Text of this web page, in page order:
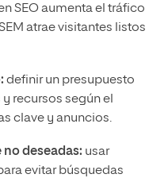
SEO aumenta el tráfico
atrae visitantes listos
definir un presupuesto
recursos según el
clave y anuncios.
no deseadas: usar
evitar búsquedas